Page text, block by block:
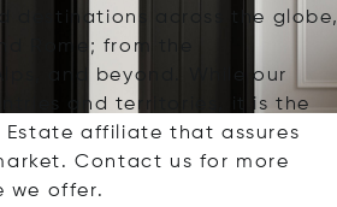
destinations across the globe,
Rome; from the
and beyond. While our
and territories, it is the
Estate affiliate that assures
Contact us for more
we offer.